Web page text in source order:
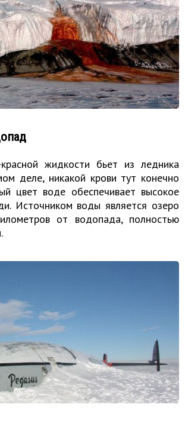
жидкости бьет из ледника
деле, никакой крови тут конечно
цвет воде обеспечивает высокое
Источником воды является озеро
от водопада, полностью